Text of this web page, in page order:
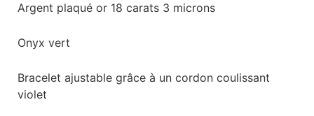
Argent plaqué or 18 carats 3 microns
Onyx vert
Bracelet ajustable grâce à un cordon coulissant
violet